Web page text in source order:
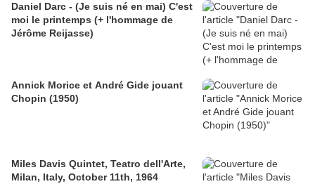
Daniel Darc - (Je suis né en mai) C'est
moi le printemps (+ l'hommage de
Jérôme Reijasse)
Annick Morice et André Gide jouant
Chopin (1950)
Miles Davis Quintet, Teatro dell'Arte,
Milan, Italy, October 11th, 1964